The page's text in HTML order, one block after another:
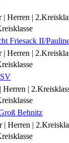
Herren |
Friesack II/​
Herren |
|
Behnitz
| Herren |